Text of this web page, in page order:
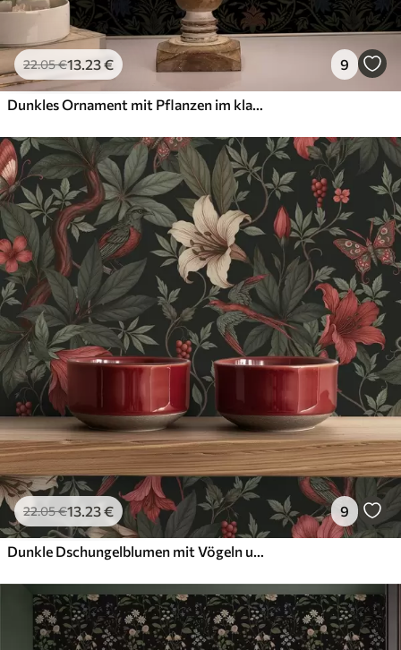
22.05€13.23€ 9
Dunkles Ornament mit Pflanzen im klassischen Stil
22.05€13.23€ 9
Dunkle Dschungelblumen mit Vögeln und Schmetterlingen